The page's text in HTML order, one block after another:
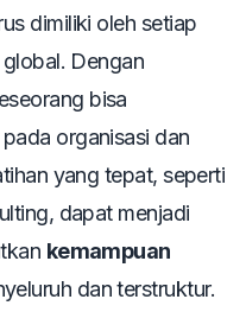
dimiliki oleh setiap
Dengan
bisa
organisasi dan
yang tepat, seperti
dapat menjadi
kemampuan
dan terstruktur.